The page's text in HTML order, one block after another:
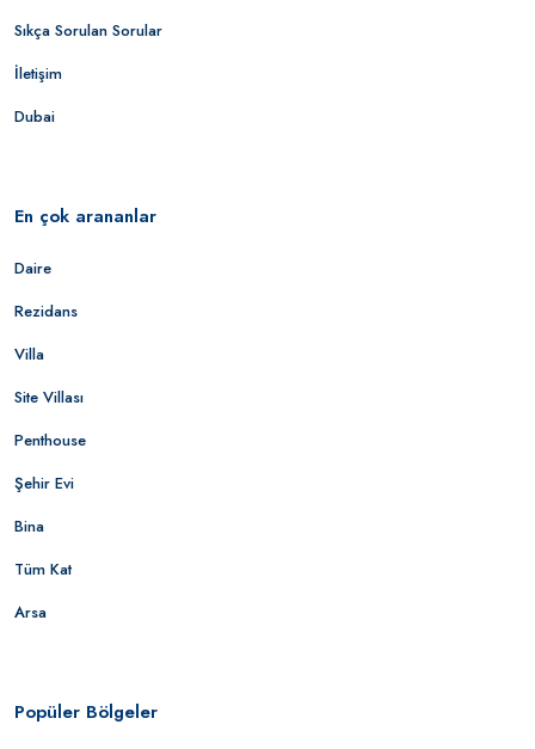
Sıkça Sorulan Sorular
İletişim
Dubai
En çok arananlar
Daire
Rezidans
Villa
Site Villası
Penthouse
Şehir Evi
Bina
Tüm Kat
Arsa
Popüler Bölgeler